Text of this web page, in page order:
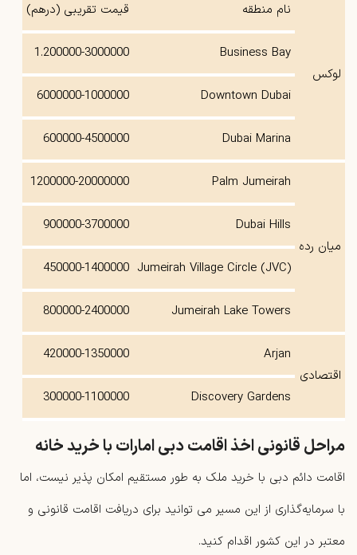
لوکس
نام منطقه قیمت تقریبی (درهم)
Business Bay
1.200000-3000000
Downtown Dubai
6000000-1000000
Dubai Marina
600000-4500000
میان رده
Palm Jumeirah
1200000-20000000
Dubai Hills
900000-3700000
Jumeirah Village Circle (JVC)
450000-1400000
Jumeirah Lake Towers
800000-2400000
اقتصادی
Arjan
420000-1350000
Discovery Gardens
300000-1100000
مراحل قانونی اخذ اقامت دبی امارات با خرید خانه
اقامت دائم دبی با خرید ملک به‌ طور مستقیم امکان‌ پذیر نیست، اما
با سرمایه‌گذاری از این مسیر می ‌توانید برای دریافت اقامت قانونی و
معتبر در این کشور اقدام کنید.